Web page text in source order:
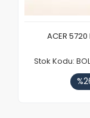
ACER
Stok Kodu: